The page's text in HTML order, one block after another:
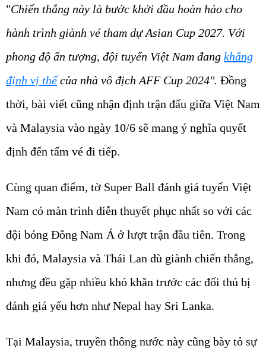
"Chiến thắng này là bước khởi đầu hoàn hảo cho
hành trình giành vé tham dự Asian Cup 2027. Với
phong độ ấn tượng, đội tuyển Việt Nam đang khẳng
định vị thếcủa nhà vô địch AFF Cup 2024". Đồng
thời, bài viết cũng nhận định trận đấu giữa Việt Nam
và Malaysia vào ngày 10/6 sẽ mang ý nghĩa quyết
định đến tấm vé đi tiếp.
Cùng quan điểm, tờ Super Ball đánh giá tuyển Việt
Nam có màn trình diễn thuyết phục nhất so với các
đội bóng Đông Nam Á ở lượt trận đầu tiên. Trong
khi đó, Malaysia và Thái Lan dù giành chiến thắng,
nhưng đều gặp nhiều khó khăn trước các đối thủ bị
đánh giá yếu hơn như Nepal hay Sri Lanka.
Tại Malaysia, truyền thông nước này cũng bày tỏ sự